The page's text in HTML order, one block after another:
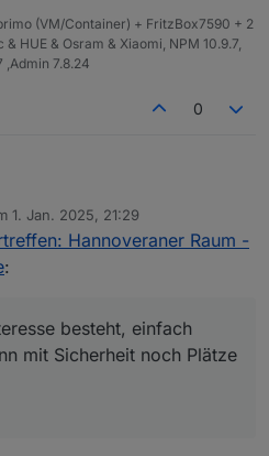
beim ersten Treffen keine
Vorträge machen oder sehen, ich
uns kennenlernen und einfach
(VM/Container) + FritzBox7590 + 2
HUE & Osram & Xiaomi, NPM 10.9.7,
,Admin 7.8.24
0
Jahr zur späten Stunde noch eine
1. Jan. 2025, 21:29
von
Hannoveraner Raum -
:
besteht, einfach
mit Sicherheit noch Plätze